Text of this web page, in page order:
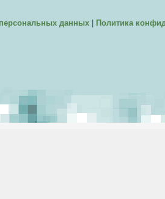
данных| Политика